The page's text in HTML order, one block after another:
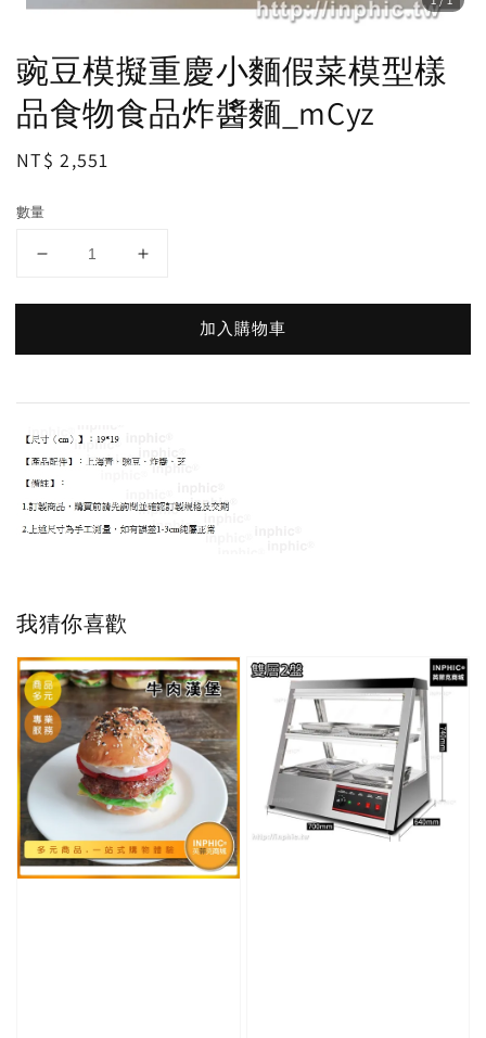
豌豆模擬重慶小麵假菜模型樣
品食物食品炸醬麵_mCyz
Regular
NT$ 2,551
數量
加入購物車
我猜你喜歡